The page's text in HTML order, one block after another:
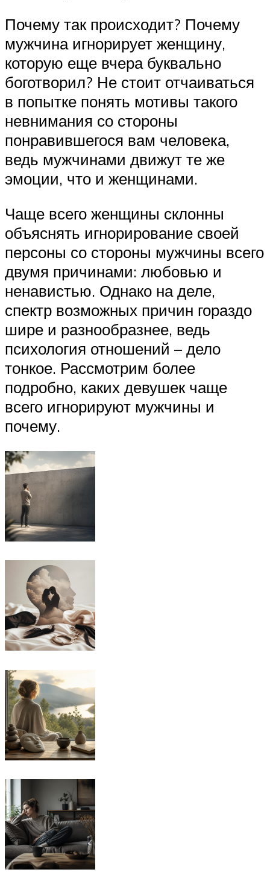
Почему так происходит? Почему
мужчина игнорирует женщину,
которую еще вчера буквально
боготворил? Не стоит отчаиваться
в попытке понять мотивы такого
невнимания со стороны
понравившегося вам человека,
ведь мужчинами движут те же
эмоции, что и женщинами.
Чаще всего женщины склонны
объяснять игнорирование своей
персоны со стороны мужчины всего
двумя причинами: любовью и
ненавистью. Однако на деле,
спектр возможных причин гораздо
шире и разнообразнее, ведь
психология отношений – дело
тонкое. Рассмотрим более
подробно, каких девушек чаще
всего игнорируют мужчины и
почему.